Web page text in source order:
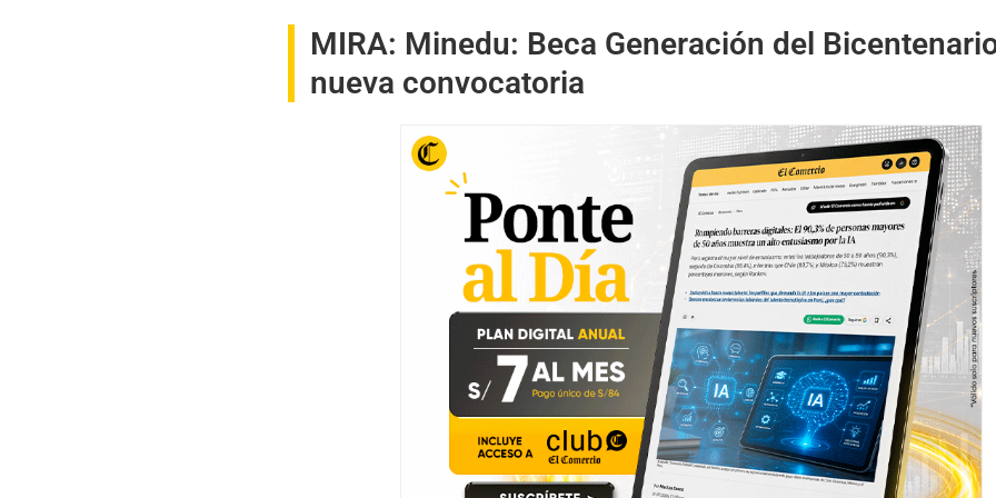
MIRA: Minedu: Beca Generación del
nueva convocatoria